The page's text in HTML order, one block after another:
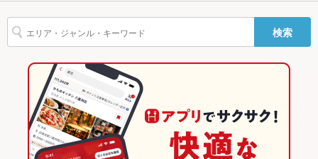
バリアフリ
なし
なし
カラオケ設
あり
バンド演奏
新宿駅 × 中華
新宿駅 × 中華全般
東京
東京 × 中華
東京 × 中華全般
西武新宿駅
北京ダック 坦々麺 杏仁豆腐
東京のグルメランキング
東京の中華ランキング
東京の中華全般ランキング
新宿のグルメランキング
新宿の中華ランキング
検索